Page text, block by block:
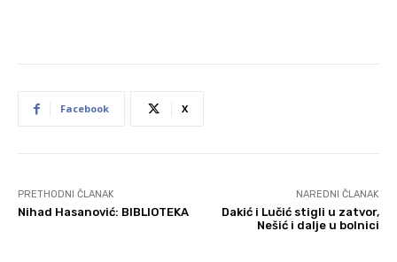
Facebook X
PRETHODNI ČLANAK
Nihad Hasanović: BIBLIOTEKA
NAREDNI ČLANAK
Dakić i Lučić stigli u zatvor,
Nešić i dalje u bolnici